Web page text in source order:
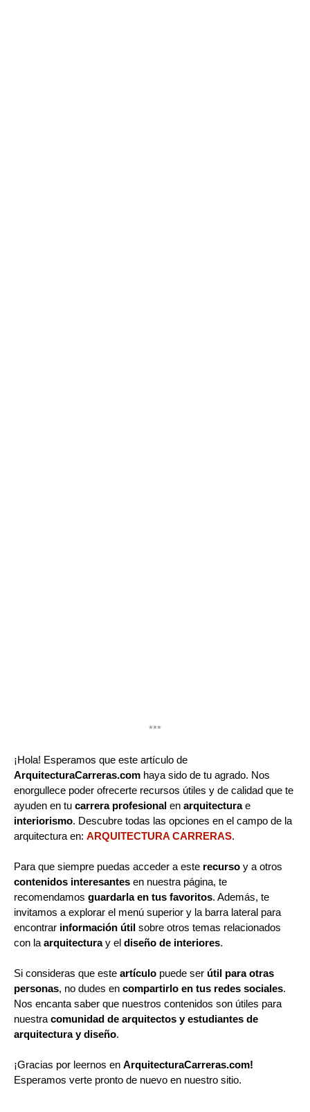
***
¡Hola! Esperamos que este artículo de
ArquitecturaCarreras.com haya sido de tu agrado. Nos
enorgullece poder ofrecerte recursos útiles y de calidad que te
ayuden en tu carrera profesional en arquitecturae
interiorismo. Descubre todas las opciones en el campo de la
arquitectura en: ARQUITECTURA CARRERAS.
Para que siempre puedas acceder a este recurso y a otros
contenidos interesantes en nuestra página, te
recomendamos guardarla en tus favoritos. Además, te
invitamos a explorar el menú superior y la barra lateral para
encontrar información útil sobre otros temas relacionados
con la arquitecturay el diseño de interiores.
Si consideras que este artículo puede ser útil para otras
personas, no dudes en compartirlo en tus redes sociales.
Nos encanta saber que nuestros contenidos son útiles para
nuestra comunidad de arquitectos y estudiantes de
arquitectura y diseño.
¡Gracias por leernos en ArquitecturaCarreras.com!
Esperamos verte pronto de nuevo en nuestro sitio.